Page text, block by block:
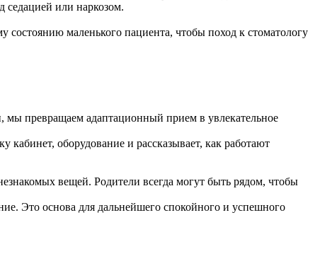
седацией или наркозом.
маленького пациента, чтобы поход к стоматологу
превращаем адаптационный прием в увлекательное
оборудование и рассказывает, как работают
вещей. Родители всегда могут быть рядом, чтобы
Это основа для дальнейшего спокойного и успешного